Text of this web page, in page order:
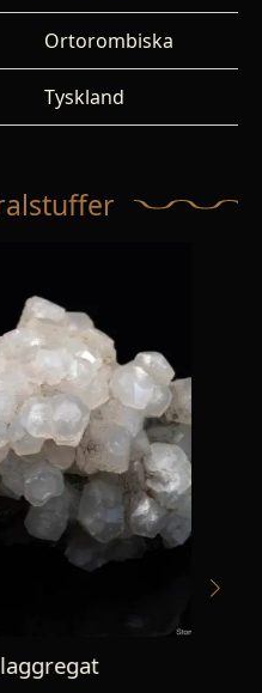
Ortorombiska
Tyskland